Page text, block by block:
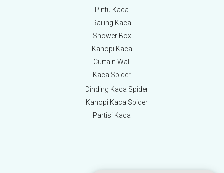
Pintu Kaca
Railing Kaca
Shower Box
Kanopi Kaca
Curtain Wall
Kaca Spider
Dinding Kaca Spider
Kanopi Kaca Spider
Partisi Kaca